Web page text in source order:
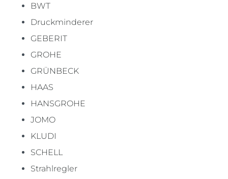
BWT
Druckminderer
GEBERIT
GROHE
GRÜNBECK
HAAS
HANSGROHE
JOMO
KLUDI
SCHELL
Strahlregler